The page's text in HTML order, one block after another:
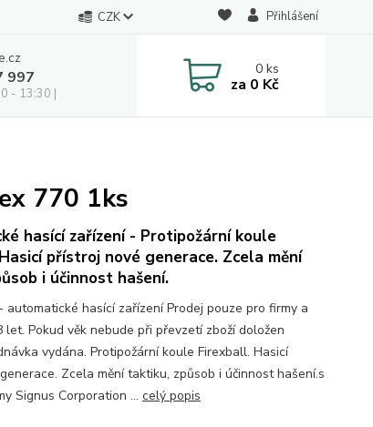
CZK Přihlášení
997
- 13:30 |
0ks
za 0 Kč
770 1ks
hasící zařízení - Protipožární koule
přístroj nové generace. Zcela mění
i účinnost hašení.
automatické hasící zařízení Prodej pouze pro firmy a
let. Pokud věk nebude při převzetí zboží doložen
vydána. Protipožární koule Firexball. Hasicí
Zcela mění taktiku, způsob i účinnost hašení.s
Signus Corporation ... celý popis